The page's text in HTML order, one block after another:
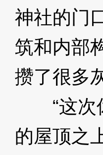
神社的门
筑和内部
攒了很多
“这次
的屋顶之